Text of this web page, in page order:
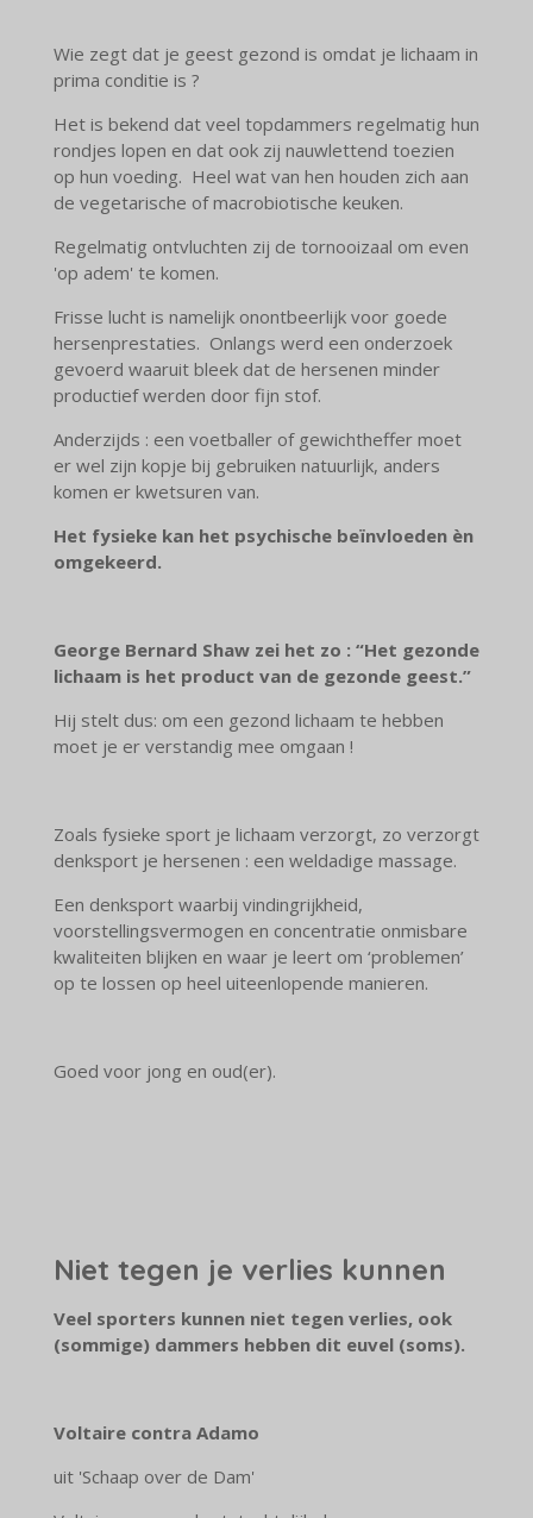
Wie zegt dat je geest gezond is omdat je lichaam in
prima conditie is ?
Het is bekend dat veel topdammers regelmatig hun
rondjes lopen en dat ook zij nauwlettend toezien
op hun voeding. Heel wat van hen houden zich aan
de vegetarische of macrobiotische keuken.
Regelmatig ontvluchten zij de tornooizaal om even
'op adem' te komen.
Frisse lucht is namelijk onontbeerlijk voor goede
hersenprestaties. Onlangs werd een onderzoek
gevoerd waaruit bleek dat de hersenen minder
productief werden door fijn stof.
Anderzijds : een voetballer of gewichtheffer moet
er wel zijn kopje bij gebruiken natuurlijk, anders
komen er kwetsuren van.
Het fysieke kan het psychische beïnvloeden èn
omgekeerd.
George Bernard Shaw zei het zo : “Het gezonde
lichaam is het product van de gezonde geest.”
Hij stelt dus: om een gezond lichaam te hebben
moet je er verstandig mee omgaan !
Zoals fysieke sport je lichaam verzorgt, zo verzorgt
denksport je hersenen : een weldadige massage.
Een denksport waarbij vindingrijkheid,
voorstellingsvermogen en concentratie onmisbare
kwaliteiten blijken en waar je leert om ‘problemen’
op te lossen op heel uiteenlopende manieren.
Goed voor jong en oud(er).
Niet tegen je verlies kunnen
Veel sporters kunnen niet tegen verlies, ook
(sommige) dammers hebben dit euvel (soms).
Voltaire contra Adamo
uit 'Schaap over de Dam'